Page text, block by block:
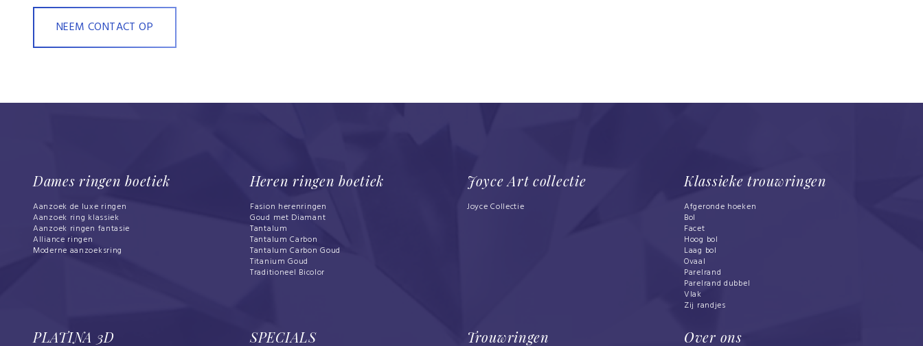
NEEM CONTACT OP
Dames ringen boetiek
Aanzoek de luxe ringen
Aanzoek ring klassiek
Aanzoek ringen fantasie
Alliance ringen
Moderne aanzoeksring
Heren ringen boetiek
Fasion herenringen
Goud met Diamant
Tantalum
Tantalum Carbon
Tantalum Carbon Goud
Titanium Goud
Traditioneel Bicolor
Joyce Art collectie
Joyce Collectie
Klassieke trouwringen
Afgeronde hoeken
Bol
Facet
Hoog bol
Laag bol
Ovaal
Parelrand
Parelrand dubbel
Vlak
Zij randjes
PLATINA 3D SPECIALS Trouwringen Over ons